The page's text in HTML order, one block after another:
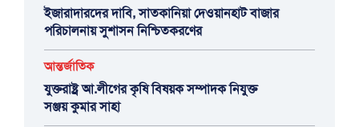
ইজারাদারদের দাবি, সাতকানিয়া দেওয়ানহাট বাজার
পরিচালনায় সুশাসন নিশ্চিতকরণের
আন্তর্জাতিক
যুক্তরাষ্ট্র আ.লীগের কৃষি বিষয়ক সম্পাদক নিযুক্ত
সঞ্জয় কুমার সাহা